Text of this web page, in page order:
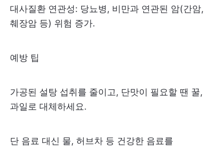
대사질환 연관성: 당뇨병, 비만과 연관된 암(간암,
췌장암 등) 위험 증가.
예방 팁
가공된 설탕 섭취를 줄이고, 단맛이 필요할 땐 꿀,
과일로 대체하세요.
단 음료 대신 물, 허브차 등 건강한 음료를